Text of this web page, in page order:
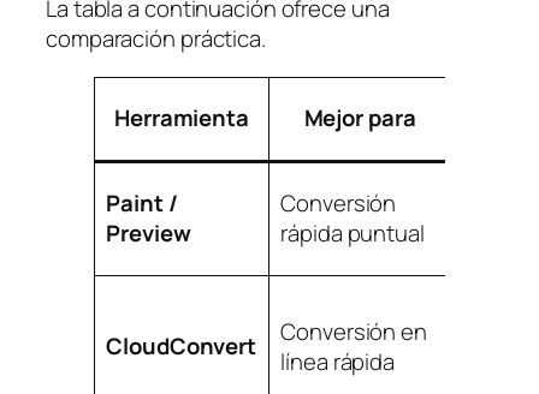
La tabla a continuación ofrece una
comparación práctica.
Herramienta Mejor para
Paint /
Preview
Conversión
rápida puntual
CloudConvert
Conversión en
línea rápida